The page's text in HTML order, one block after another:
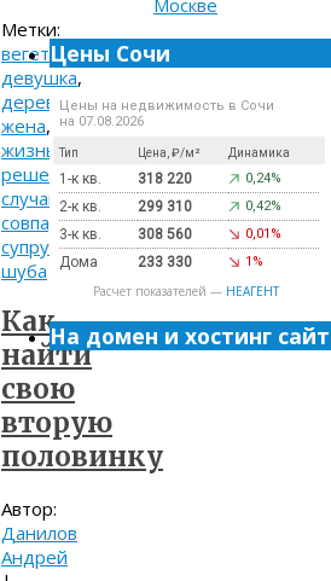
Метки:
вегетарианство,
девушка,
деревня,
жена,
жизнь ,
решение ,
случай ,
совпадение,
супруга,
шуба
Как
найти
свою
вторую
половинку
Автор:
Данилов
Андрей
Цены Сочи
Цены на недвижимость в Сочи
на 07.08.2026
Тип Цена, ₽/м² Динамика
1-к кв. 318 220 0,24%
2-к кв. 299 310 0,42%
3-к кв. 308 560 0,01%
Дома 233 330 1%
Расчет показателей — НЕАГЕНТ
На домен и хостинг